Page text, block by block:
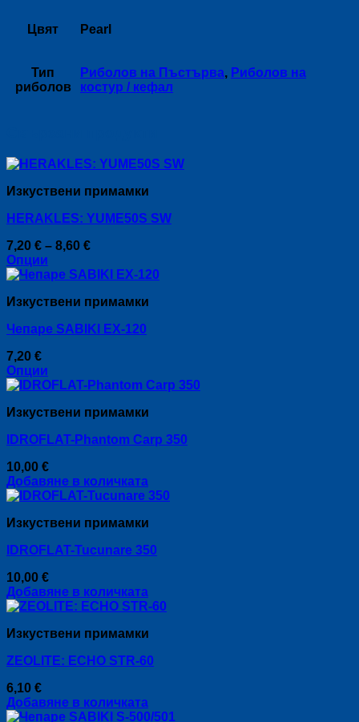
Цвят Pearl
Тип
риболов
Риболов на Пъстърва, Риболов на
костур / кефал
Изкуствени примамки
HERAKLES: YUME50S SW
7,20 € – 8,60 €Price
7,20 €
8,60 €
Опции
This
has
variants.
options
may
be
on
the
product
page
Изкуствени примамки
Чепаре SABIKI EX-120
7,20 €
Опции
This
has
variants.
options
may
be
on
the
product
page
Изкуствени примамки
IDROFLAT-Phantom Carp 350
10,00 €
Добавяне в количката
Изкуствени примамки
IDROFLAT-Tucunare 350
10,00 €
Добавяне в количката
Изкуствени примамки
ZEOLITE: ECHO STR-60
6,10 €
Добавяне в количката